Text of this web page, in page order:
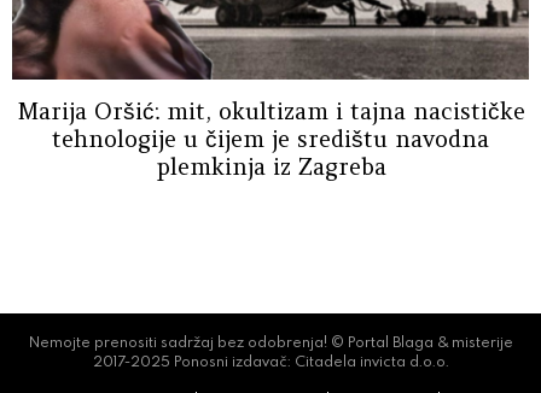
Marija Oršić: mit, okultizam i tajna nacističke
tehnologije u čijem je središtu navodna
plemkinja iz Zagreba
Nemojte prenositi sadržaj bez odobrenja! © Portal Blaga & misterije
2017-2025 Ponosni izdavač: Citadela invicta d.o.o.